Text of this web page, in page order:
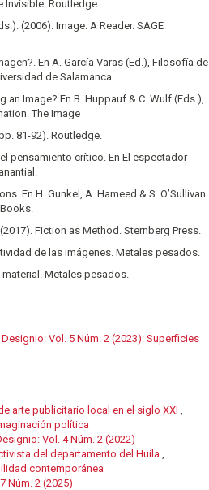
Invisible. Routledge.
(2006). Image. A Reader. SAGE
En A. García Varas (Ed.), Filosofía de
de Salamanca.
an Image? En B. Huppauf & C. Wulf (Eds.),
The Image
81-92). Routledge.
pensamiento crítico. En El espectador
En H. Gunkel, A. Hameed & S. O’Sullivan
Fiction as Method. Sternberg Press.
de las imágenes. Metales pesados.
Metales pesados.
Designio: Vol. 5 Núm. 2 (2023): Superficies
arte publicitario local en el siglo XXI
política
Vol. 4 Núm. 2 (2022)
del departamento del Huila
contemporánea
Núm. 2 (2025)